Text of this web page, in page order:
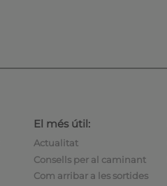
El més útil:
Actualitat
Consells per al caminant
Com arribar a les sortides